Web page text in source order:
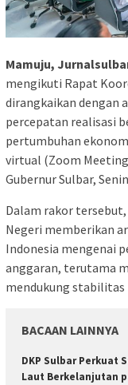
Mamuju,
mengikuti Rapat
dirangkaikan dengan
percepatan realisasi
pertumbuhan
virtual (Zoom
Gubernur Sulbar,
Dalam rakor
Negeri memberikan
Indonesia mengenai
anggaran, terutama
mendukung
BACAAN LAINNYA
DKP Sulbar Perkuat
Laut Berkelanjutan